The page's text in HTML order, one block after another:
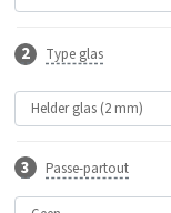
Type glas
Passe-partout